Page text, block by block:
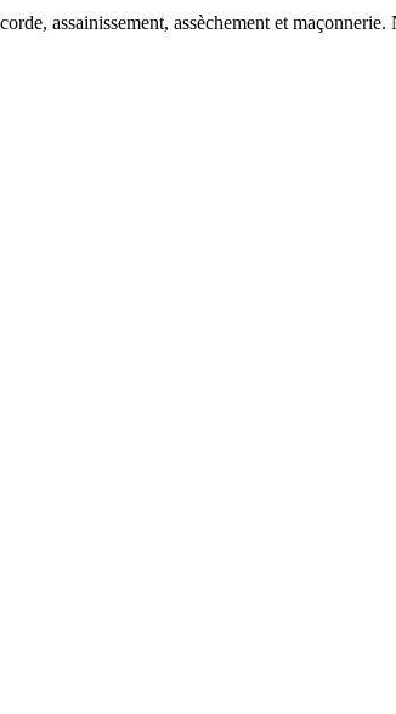
assainissement, assèchement et